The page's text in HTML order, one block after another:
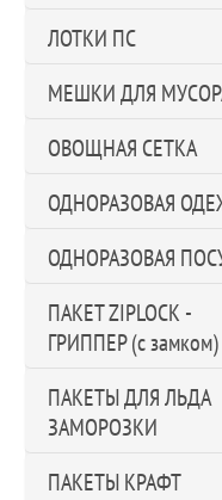
ЛОТКИ ПС
МЕШКИ ДЛЯ
ОВОЩНАЯ СЕТКА
ОДНОРАЗОВАЯ
ОДНОРАЗОВАЯ
ПАКЕТ ZIPLOCK -
ГРИППЕР (с замком)
ПАКЕТЫ ДЛЯ ЛЬДА
ЗАМОРОЗКИ
ПАКЕТЫ КРАФТ